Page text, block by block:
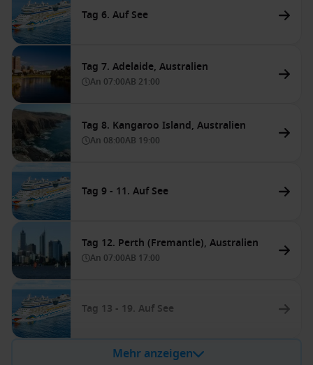
Tag 6. Auf See
Tag 7. Adelaide, Australien
An 07:00AB 21:00
Tag 8. Kangaroo Island, Australien
An 08:00AB 19:00
Tag 9 - 11. Auf See
Tag 12. Perth (Fremantle), Australien
An 07:00AB 17:00
Tag 13 - 19. Auf See
Mehr anzeigen